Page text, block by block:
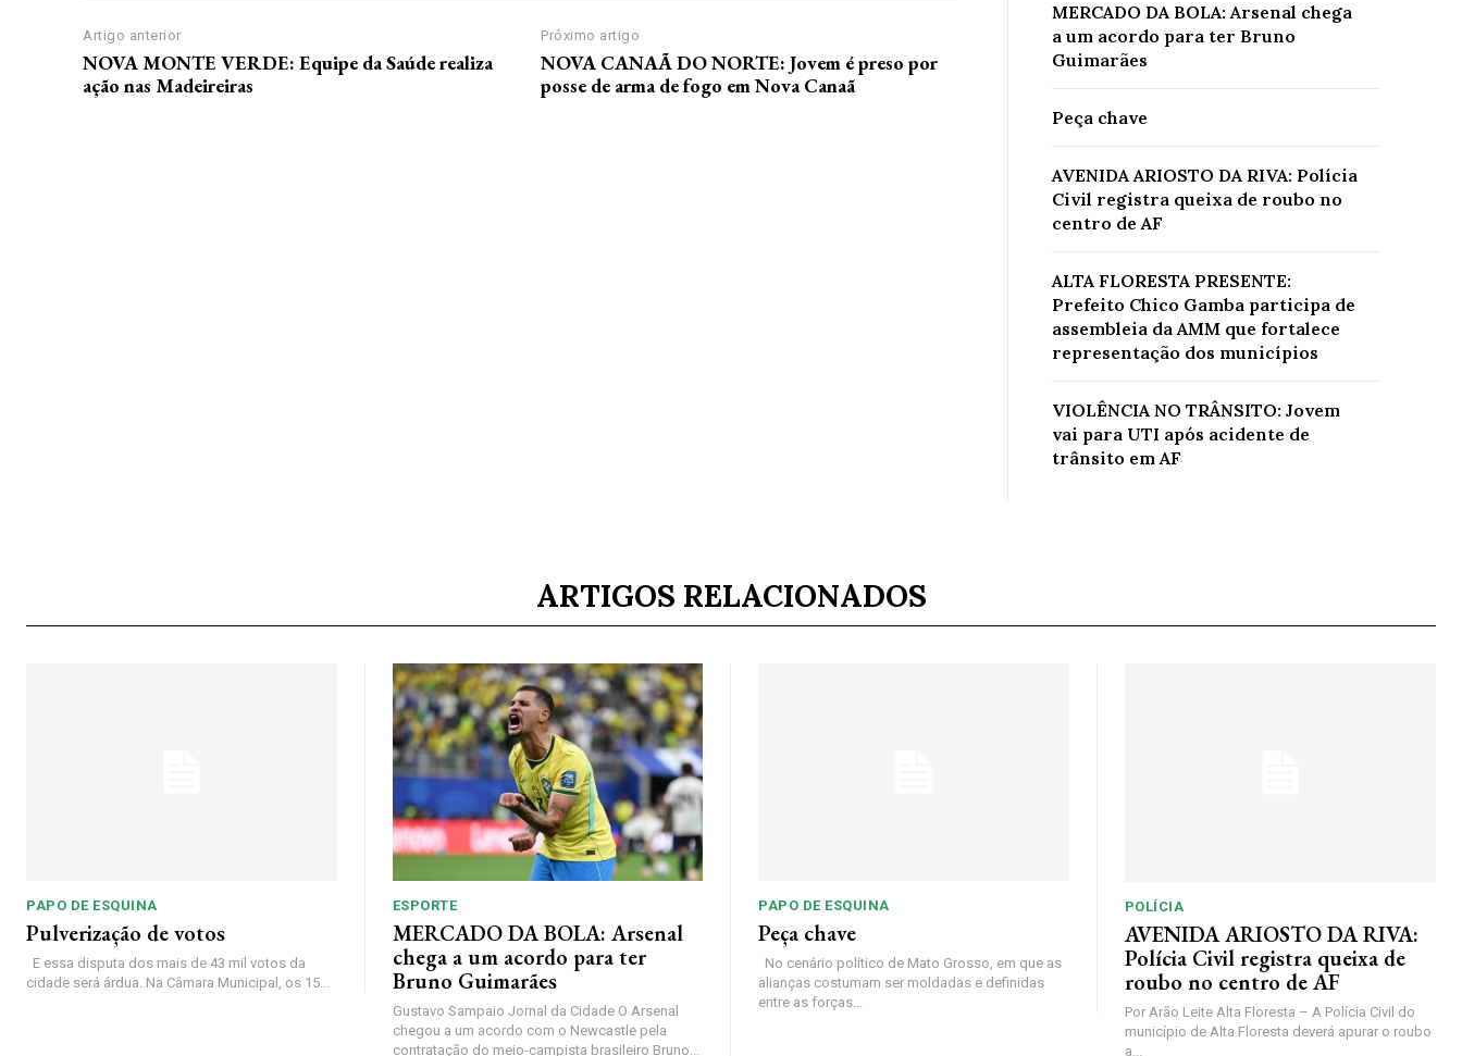
Artigo anterior
NOVA MONTE VERDE: Equipe da Saúde realiza
ação nas Madeireiras
Próximo artigo
NOVA CANAÃ DO NORTE: Jovem é preso por
posse de arma de fogo em Nova Canaã
MERCADO DA BOLA: Arsenal chega
a um acordo para ter Bruno
Guimarães
Peça chave
AVENIDA ARIOSTO DA RIVA: Polícia
Civil registra queixa de roubo no
centro de AF
ALTA FLORESTA PRESENTE:
Prefeito Chico Gamba participa de
assembleia da AMM que fortalece
representação dos municípios
VIOLÊNCIA NO TRÂNSITO: Jovem
vai para UTI após acidente de
trânsito em AF
ARTIGOS RELACIONADOS
PAPO DE ESQUINA
Pulverização de votos
E essa disputa dos mais de 43 mil votos da
cidade será árdua. Na Câmara Municipal, os 15...
ESPORTE
MERCADO DA BOLA: Arsenal
chega a um acordo para ter
Bruno Guimarães
Gustavo Sampaio Jornal da Cidade O Arsenal
chegou a um acordo com o Newcastle pela
contratação do meio-campista brasileiro Bruno...
PAPO DE ESQUINA
Peça chave
No cenário político de Mato Grosso, em que as
alianças costumam ser moldadas e definidas
entre as forças...
POLÍCIA
AVENIDA ARIOSTO DA RIVA:
Polícia Civil registra queixa de
roubo no centro de AF
Por Arão Leite Alta Floresta – A Polícia Civil do
município de Alta Floresta deverá apurar o roubo
a...